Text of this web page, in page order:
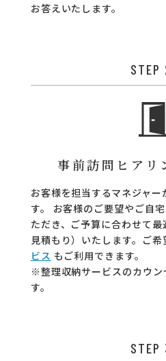
お答えいたします。
STEP
事前訪問ヒアリ
お客様を担当するマネジャ
す。
お客様のご要望やご自
ただき、ご予算に合わせて
見積もり）いたします。ご希
ビス もご利用できます。
※整理収納サービスのカウン
す。
STEP